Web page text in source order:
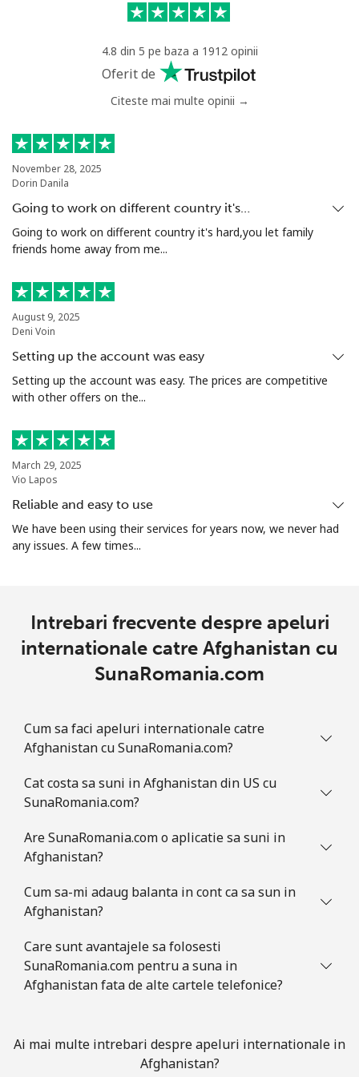
17 min pentru ⁦$10⁩
29 min pentru ⁦$10⁩
Mobil ⁦34.9¢⁩
Antigua And Barbuda
Telefon
⁦33.9¢⁩
Telefon
588 min pentru ⁦$10⁩
Mobil ⁦20.5¢⁩
Telefon
fix
⁦26.5¢⁩ 37 min pentru ⁦$10⁩ -
Aruba
⁦13.9¢⁩ 71 min pentru ⁦$10⁩
Mobil ⁦31.5¢⁩ 31 min pentru ⁦$10⁩
All
⁦218.9¢⁩
Telefon
⁦2.2¢⁩
Mobil ⁦2.8¢⁩ 357 min pentru ⁦$10⁩
Telefon
⁦2.2¢⁩ 454 min pentru ⁦$10⁩ -
4.8 din 5 pe baza a 1912 opinii
Oferit de
Citeste mai multe opinii →
November 28, 2025
Dorin Danila
Going to work on different country it's…
Going to work on different country it's hard,you let family
friends home away from me...
August 9, 2025
Deni Voin
Setting up the account was easy
Setting up the account was easy. The prices are competitive
with other offers on the...
March 29, 2025
Vio Lapos
Reliable and easy to use
We have been using their services for years now, we never had
any issues. A few times...
Intrebari frecvente despre apeluri
internationale catre Afghanistan cu
SunaRomania.com
Cum sa faci apeluri internationale catre
Afghanistan cu SunaRomania.com?
Cat costa sa suni in Afghanistan din US cu
SunaRomania.com?
Are SunaRomania.com o aplicatie sa suni in
Afghanistan?
Cum sa-mi adaug balanta in cont ca sa sun in
Afghanistan?
Care sunt avantajele sa folosesti
SunaRomania.com pentru a suna in
Afghanistan fata de alte cartele telefonice?
Ai mai multe intrebari despre apeluri internationale in
Afghanistan?